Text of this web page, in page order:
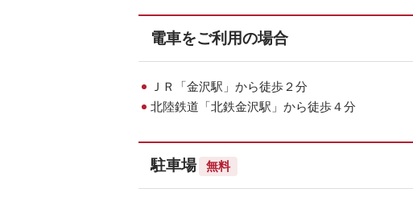
電車をご利用の場合
ＪＲ「金沢駅」から徒歩２分
北陸鉄道「北鉄金沢駅」から徒歩４分
駐車場 無料